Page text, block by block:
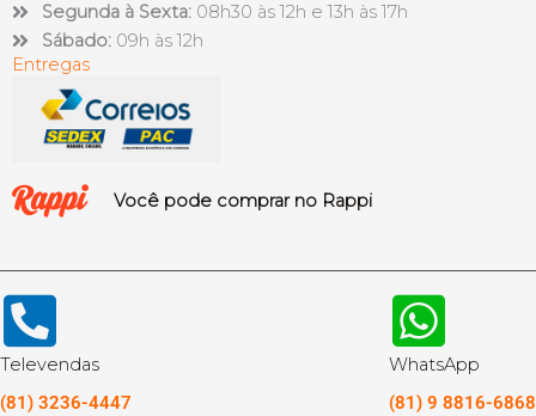
Segunda à Sexta: 08h30 às 12h e 13h às 17h
Sábado: 09h às 12h
Entregas
Você pode comprar no Rappi
Televendas
(81) 3236-4447
WhatsApp
(81) 9 8816-6868